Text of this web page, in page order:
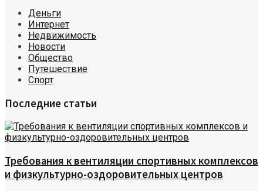
Деньги
Интернет
Недвижимость
Новости
Общество
Путешествие
Спорт
Последние статьи
Требования к вентиляции спортивных комплексов
и физкультурно-оздоровительных центров